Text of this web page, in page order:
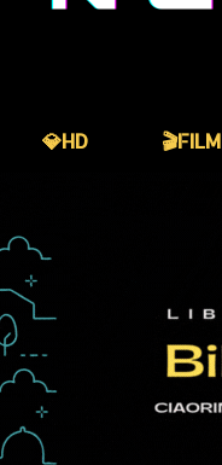
💎HD 🎬FILM